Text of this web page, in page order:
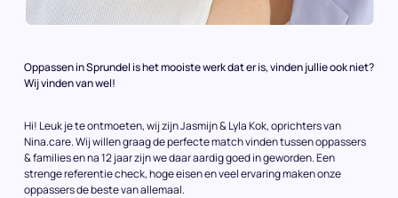
Oppassen in Sprundel is het mooiste werk dat er is, vinden jullie ook niet?
Wij vinden van wel!
Hi! Leuk je te ontmoeten, wij zijn Jasmijn & Lyla Kok, oprichters van
Nina.care. Wij willen graag de perfecte match vinden tussen oppassers
& families en na 12 jaar zijn we daar aardig goed in geworden. Een
strenge referentie check, hoge eisen en veel ervaring maken onze
oppassers de beste van allemaal.